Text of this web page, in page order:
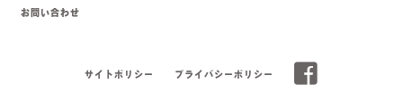
お問い合わせ
サイトポリシー プライバシーポリシー